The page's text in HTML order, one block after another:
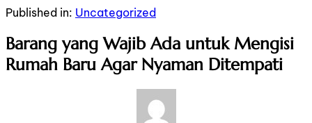
Skip
Skip
primary
navigation
Skip
Published in: Uncategorized
Barang yang Wajib Ada untuk Mengisi
Rumah Baru Agar Nyaman Ditempati